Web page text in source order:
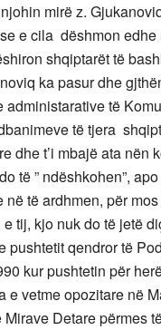
mirë z.
e cila dëshmon
shqiptarët të
ka pasur dhe
të
të tjera
dhe t’i mbajë ata nën
të ” ndëshkohen”,
në të ardhmen, për
tij, kjo nuk do të jetë
pushtetit qendror të
kur pushtetin për
e vetme opozitare në
Detare përmes